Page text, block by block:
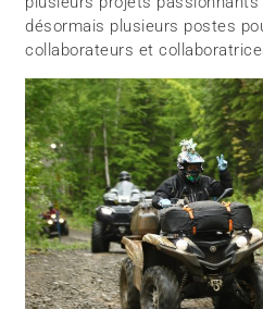
désormais plusieurs postes
collaborateurs et